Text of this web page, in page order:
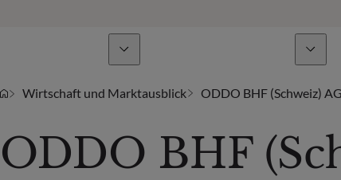
Wirtschaft und Marktausblick ODDO BHF (Schweiz)
ODDO BHF